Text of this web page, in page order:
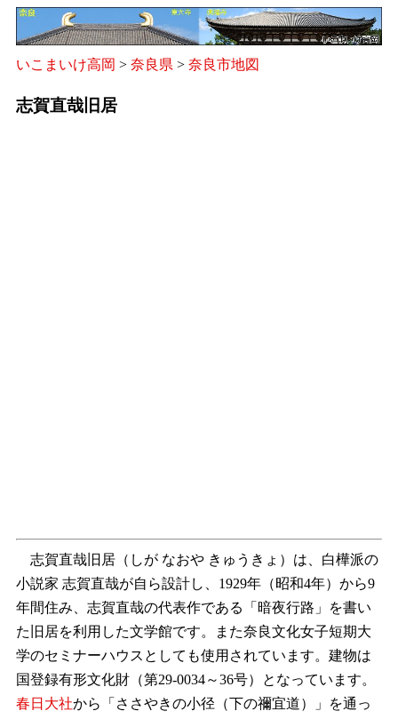
いこまいけ高岡 > 奈良県 > 奈良市地図
志賀直哉旧居
志賀直哉旧居（しが なおや きゅうきょ）は、白樺派の
小説家 志賀直哉が自ら設計し、1929年（昭和4年）から9
年間住み、志賀直哉の代表作である「暗夜行路」を書い
た旧居を利用した文学館です。また奈良文化女子短期大
学のセミナーハウスとしても使用されています。建物は
国登録有形文化財（第29-0034～36号）となっています。
春日大社から「ささやきの小径（下の禰宜道）」を通っ